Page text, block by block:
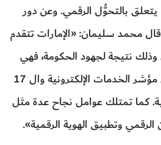
يتعلق بالتحوُّل الرقمي. وعن دور
قال محمد سليمان: «الإمارات تتقدم
وذلك نتيجة لجهود الحكومة، فهي
تحتل المرتبة السادسة عالمياً في مؤشر الخدمات الإلكترونية وال 17
كما تمتلك عوامل نجاح عدة مثل
الرقمي وتطبيق الهوية الرقمية».